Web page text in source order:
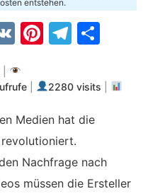
entstehen.
VK Pinterest
2280 visits
Medien hat die
Nachfrage nach
müssen die Ersteller